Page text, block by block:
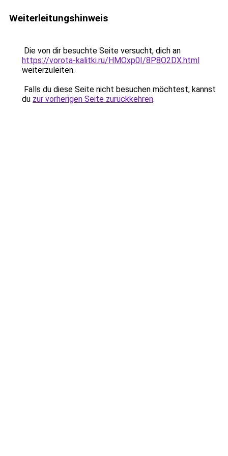
Weiterleitungshinweis
Die von dir besuchte Seite versucht, dich an
https://vorota-kalitki.ru/HMOxp0I/8P8O2DX.html
weiterzuleiten.
Falls du diese Seite nicht besuchen möchtest, kannst
du zur vorherigen Seite zurückkehren.